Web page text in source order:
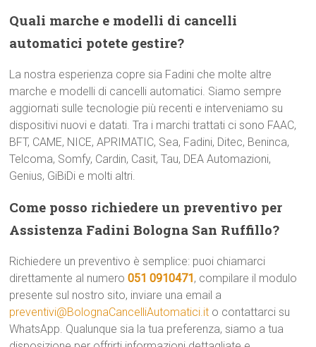
Quali marche e modelli di cancelli
automatici potete gestire?
La nostra esperienza copre sia Fadini che molte altre
marche e modelli di cancelli automatici. Siamo sempre
aggiornati sulle tecnologie più recenti e interveniamo su
dispositivi nuovi e datati. Tra i marchi trattati ci sono FAAC,
BFT, CAME, NICE, APRIMATIC, Sea, Fadini, Ditec, Beninca,
Telcoma, Somfy, Cardin, Casit, Tau, DEA Automazioni,
Genius, GiBiDi e molti altri.
Come posso richiedere un preventivo per
Assistenza Fadini Bologna San Ruffillo?
Richiedere un preventivo è semplice: puoi chiamarci
direttamente al numero051 0910471, compilare il modulo
presente sul nostro sito, inviare una email a
preventivi@BolognaCancelliAutomatici.it o contattarci su
WhatsApp. Qualunque sia la tua preferenza, siamo a tua